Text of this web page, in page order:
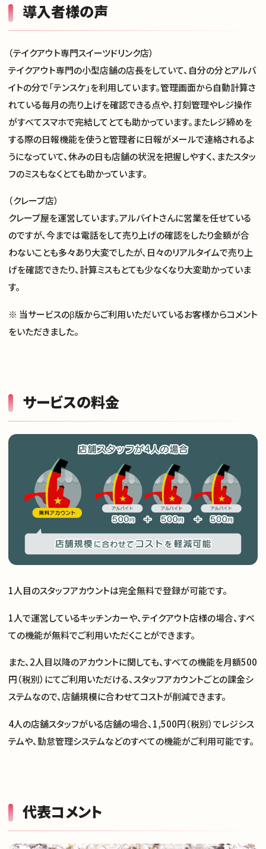
サイトトップ
支援実績
ナレッジノート
企業理念
メンバー
採用情報
お知らせ
お問い合わせ
導入者様の声
（テイクアウト専門スイーツドリンク店）
テイクアウト専門の小型店舗の店長をしていて、自分の分とアルバ
イトの分で「テンスケ」を利用しています。管理画面から自動計算さ
れている毎月の売り上げを確認できる点や、打刻管理やレジ操作
がすべてスマホで完結してとても助かっています。またレジ締めを
する際の日報機能を使うと管理者に日報がメールで連絡されるよ
うになっていて、休みの日も店舗の状況を把握しやすく、またスタッ
フのミスもなくとても助かっています。
（クレープ店）
クレープ屋を運営しています。アルバイトさんに営業を任せている
のですが、今までは電話をして売り上げの確認をしたり金額が合
わないことも多々あり大変でしたが、日々のリアルタイムで売り上
げを確認できたり、計算ミスもとても少なくなり大変助かっていま
す。
※ 当サービスのβ版からご利用いただいているお客様からコメント
をいただきました。
サービスの料金
1人目のスタッフアカウントは完全無料で登録が可能です。
1人で運営しているキッチンカーや、テイクアウト店様の場合、すべ
ての機能が無料でご利用いただくことができます。
また、2人目以降のアカウントに関しても、すべての機能を月額500
円（税別）にてご利用いただける、スタッフアカウントごとの課金シ
ステムなので、店舗規模に合わせてコストが削減できます。
4人の店舗スタッフがいる店舗の場合、1,500円（税別）でレジシス
テムや、勤怠管理システムなどのすべての機能がご利用可能です。
代表コメント